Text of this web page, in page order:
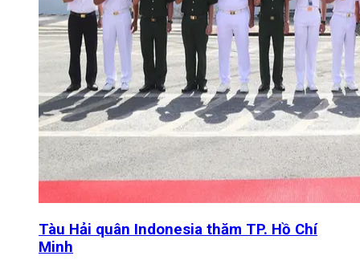
Tàu Hải quân Indonesia thăm TP. Hồ Chí
Minh